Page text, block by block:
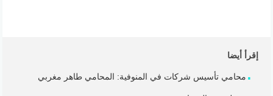
إقرأ أيضا
محامي تأسيس شركات في المنوفية: المحامي طاهر مغربي